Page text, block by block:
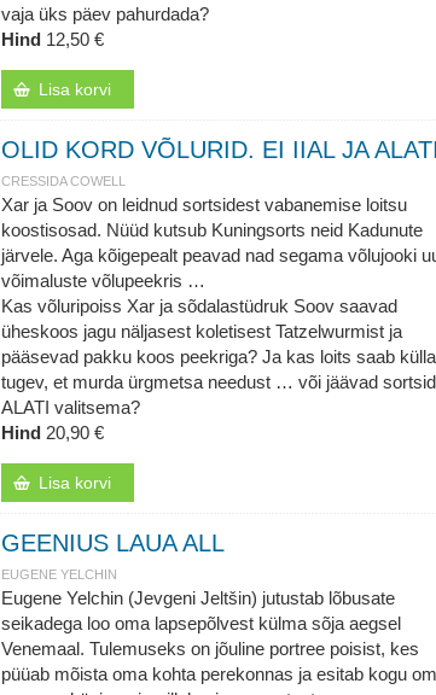
vaja üks päev pahurdada?
Hind 12,50 €
Lisa korvi
OLID KORD VÕLURID. EI IIAL JA ALATI
CRESSIDA COWELL
Xar ja Soov on leidnud sortsidest vabanemise loitsu
koostisosad. Nüüd kutsub Kuningsorts neid Kadunute
järvele. Aga kõigepealt peavad nad segama võlujooki
võimaluste võlupeekris …
Kas võluripoiss Xar ja sõdalastüdruk Soov saavad
üheskoos jagu näljasest koletisest Tatzelwurmist ja
pääsevad pakku koos peekriga? Ja kas loits saab
tugev, et murda ürgmetsa needust … või jäävad sortsid
ALATI valitsema?
Hind 20,90 €
Lisa korvi
GEENIUS LAUA ALL
EUGENE YELCHIN
Eugene Yelchin (Jevgeni Jeltšin) jutustab lõbusate
seikadega loo oma lapsepõlvest külma sõja aegsel
Venemaal. Tulemuseks on jõuline portree poisist, kes
püüab mõista oma kohta perekonnas ja esitab kogu